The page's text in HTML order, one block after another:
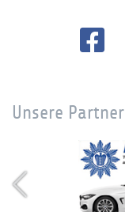
Unsere Partner